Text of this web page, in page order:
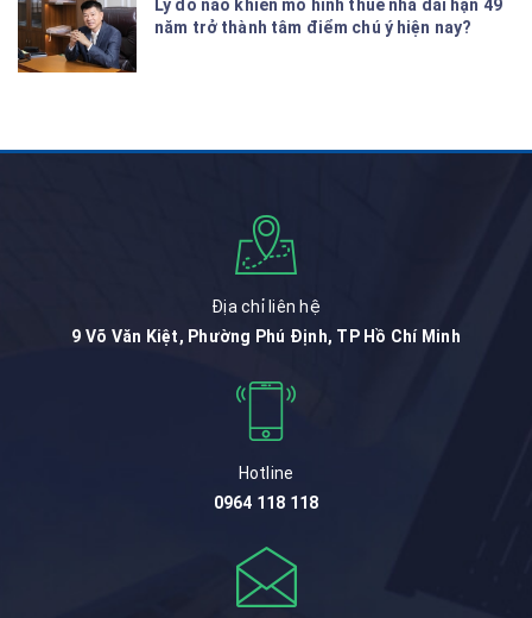
Lý do nào khiến mô hình thuê nhà dài hạn 49
năm trở thành tâm điểm chú ý hiện nay?
Địa chỉ liên hệ
9 Võ Văn Kiệt, Phường Phú Định, TP Hồ Chí Minh
Hotline
0964 118 118